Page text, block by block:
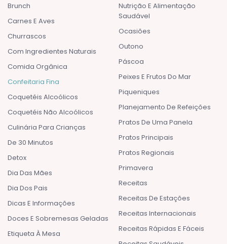
Brunch
Carnes E Aves
Churrascos
Com Ingredientes Naturais
Comida Orgânica
Confeitaria Fina
Coquetéis Alcoólicos
Coquetéis Não Alcoólicos
Culinária Para Crianças
De 30 Minutos
Detox
Dia Das Mães
Dia Dos Pais
Dicas E Informações
Doces E Sobremesas Geladas
Etiqueta À Mesa
Nutrição E Alimentação
Saudável
Ocasiões
Outono
Páscoa
Peixes E Frutos Do Mar
Piqueniques
Planejamento De Refeições
Pratos De Uma Panela
Pratos Principais
Pratos Regionais
Primavera
Receitas
Receitas De Estações
Receitas Internacionais
Receitas Rápidas E Fáceis